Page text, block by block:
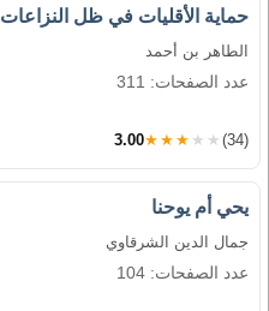
حماية الأقليات في ظل النزاعات
الطاهر بن أحمد
عدد الصفحات: 311
3.00★★★★★ (34)
يحي أم يوحنا
جمال الدين الشرقاوي
عدد الصفحات: 104